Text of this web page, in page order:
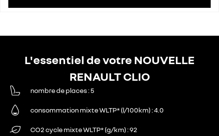
L'essentiel de votre NOUVELLE
RENAULT CLIO
nombre de places 5
consommation mixte WLTP* (l/100km) 4.0
CO2 cycle mixte WLTP* (g/km) 92